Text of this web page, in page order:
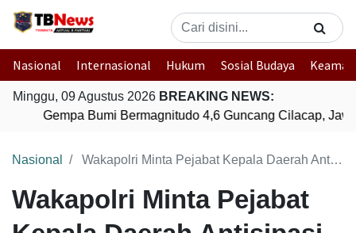
Nasional Internasional Hukum Sosial Budaya
Minggu, 09 Agustus 2026 BREAKING NEWS:
Gempa Bumi Bermagnitudo 4,6 Guncang Cilacap, Jawa
Nasional Wakapolri Minta Pejabat Kepala Daerah Antisipasi Kenaikan Kasus Covid-19, Mafia Migas, dan Penyakit Mulut dan Kuku (PMK)
Wakapolri Minta Pejabat